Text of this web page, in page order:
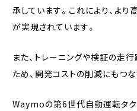
承しています。これにより、よ
が実現されています。
また、トレーニングや検証の走
ため、開発コストの削減にもつな
Waymoの第6世代自動運転タク